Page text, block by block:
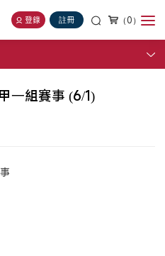
登錄 註冊 （0）
一組賽事 (6/1)